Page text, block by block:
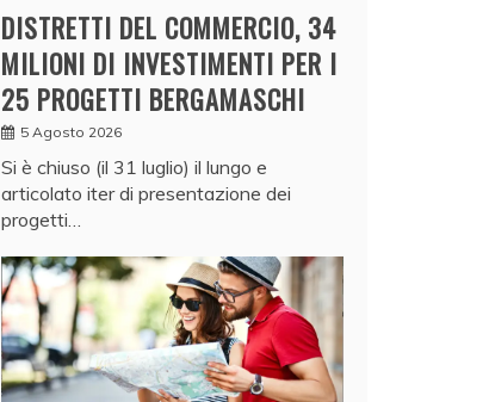
DISTRETTI DEL COMMERCIO, 34
MILIONI DI INVESTIMENTI PER I
25 PROGETTI BERGAMASCHI
5 Agosto 2026
Si è chiuso (il 31 luglio) il lungo e
articolato iter di presentazione dei
progetti…